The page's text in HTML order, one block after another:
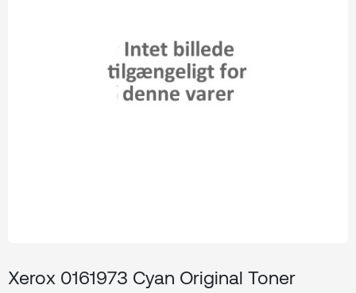
Xerox 0161973 Cyan Original Toner